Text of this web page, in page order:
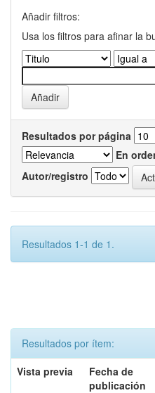
Añadir filtros:
Usa los filtros para afinar la
Resultados por página
En
Autor/registro
Resultados 1-1 de 1.
Resultados por ítem:
Vista previa
Fecha de
publicación